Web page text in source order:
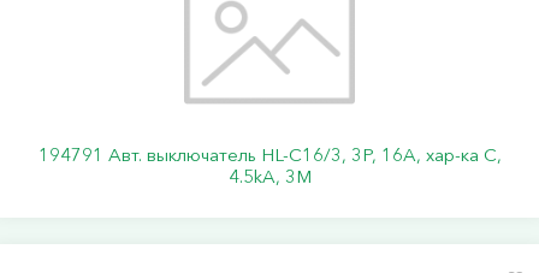
194791 Авт. выключатель HL-C16/3, 3P, 16A, хар-ка C,
4.5kA, 3M